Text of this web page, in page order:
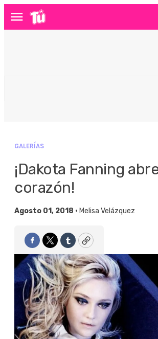
Menú
GALERÍAS
¡Dakota Fanning
corazón!
Agosto 01, 2018 • Melisa Velázquez
Facebook
TwitterTumblrCopy